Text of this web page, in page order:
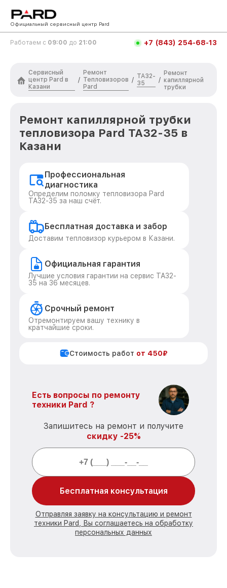
Официальный сервисный центр Pard
Работаем с 09:00 до 21:00 +7 (843) 254-68-13
Сервисный
центр Pard в
Казани
/
Ремонт
Тепловизоров
Pard
/
TA32-
35
/
Ремонт
капиллярной
трубки
Ремонт капиллярной трубки
тепловизора Pard TA32-35 в
Казани
Профессиональная
диагностика
Определим поломку тепловизора Pard
TA32-35 за наш счёт.
Бесплатная доставка и забор
Доставим тепловизор курьером в Казани.
Официальная гарантия
Лучшие условия гарантии на сервис TA32-
35 на 36 месяцев.
Срочный ремонт
Отремонтируем вашу технику в
кратчайшие сроки.
Стоимость работ от 450₽
Есть вопросы по ремонту
техники Pard ?
Запишитесь на ремонт и получите
скидку -25%
Бесплатная консультация
Отправляя заявку на консультацию и ремонт
техники Pard, Вы соглашаетесь на обработку
персональных данных